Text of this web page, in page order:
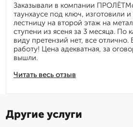
Читать весь отзыв
Заказывали в компании
таунхаусе под ключ, изготовили
лестницу на второй этаж на
ступени из ясеня за 3 месяца. По
виду претензий нет, все отлично.
работу! Цена адекватная, за
вышли.
Другие услуги